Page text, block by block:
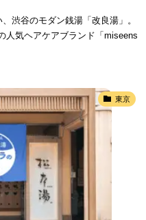
渋谷のモダン銭湯「改良湯」。
人気ヘアケアブランド「miseens
東京